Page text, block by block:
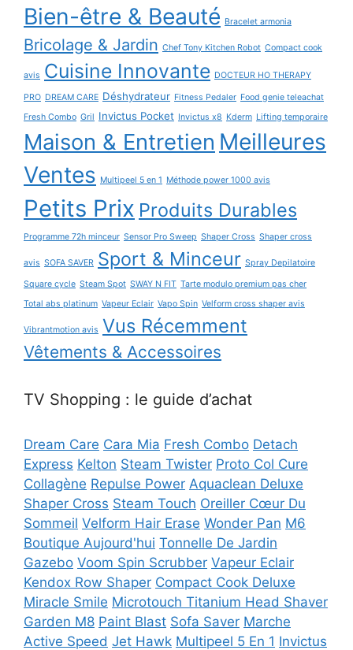
Bien-être & Beauté Bracelet armonia
Bricolage & Jardin Chef Tony Kitchen Robot Compact cook
avis Cuisine Innovante DOCTEUR HO THERAPY
PRO DREAM CARE Déshydrateur Fitness Pedaler Food genie teleachat
Fresh Combo Gril Invictus Pocket Invictus x8 Kderm Lifting temporaire
Maison & Entretien Meilleures
Ventes Multipeel 5 en 1 Méthode power 1000 avis
Petits Prix Produits Durables
Programme 72h minceur Sensor Pro Sweep Shaper Cross Shaper cross
avis SOFA SAVER Sport & Minceur Spray Depilatoire
Square cycle Steam Spot SWAY N FIT Tarte modulo premium pas cher
Total abs platinum Vapeur Eclair Vapo Spin Velform cross shaper avis
Vibrantmotion avis Vus Récemment
Vêtements & Accessoires
TV Shopping : le guide d’achat
Dream Care Cara Mia Fresh Combo Detach
Express Kelton Steam Twister Proto Col Cure
Collagène Repulse Power Aquaclean Deluxe
Shaper Cross Steam Touch Oreiller Cœur Du
Sommeil Velform Hair Erase Wonder Pan M6
Boutique Aujourd'hui Tonnelle De Jardin
Gazebo Voom Spin Scrubber Vapeur Eclair
Kendox Row Shaper Compact Cook Deluxe
Miracle Smile Microtouch Titanium Head Shaver
Garden M8 Paint Blast Sofa Saver Marche
Active Speed Jet Hawk Multipeel 5 En 1 Invictus